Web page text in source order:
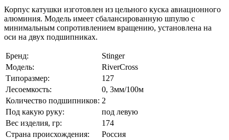
Корпус катушки изготовлен из цельного куска авиационного
алюминия. Модель имеет сбалансированную шпулю с
минимальным сопротивлением вращению, установлена на
оси на двух подшипниках.
Бренд:
Stinger
Модель:
RiverCross
Типоразмер:
127
Лесоемкость:
0, 3мм/100м
Количество подшипников: 2
Под какую руку:
под левую
Вес изделия, гр:
174
Страна происхождения:
Россия